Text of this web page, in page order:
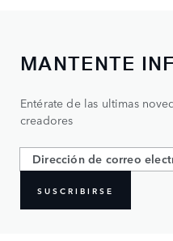
MANTENTE
Entérate de las ultimas
creadores
SUSCRIBIRSE